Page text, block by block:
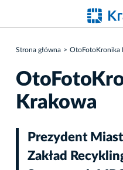
Strona główna OtoFotoKronika
Krakowa
Prezydent
Zakład